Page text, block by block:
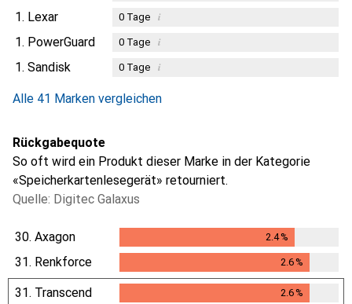
1. Lexar 0Tage i
1. PowerGuard 0Tage i
1. Sandisk 0Tage i
Alle 41 Marken vergleichen
Rückgabequote
So oft wird ein Produkt dieser Marke in der Kategorie
«Speicherkartenlesegerät» retourniert.
Quelle: Digitec Galaxus
30. Axagon 2.4%
31. Renkforce 2.6%
2.6%
31. Transcend 2.6%